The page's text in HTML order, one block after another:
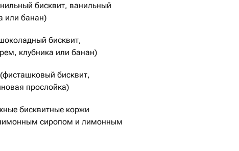
бисквит, ванильный
или банан)
бисквит,
клубника или банан)
бисквит,
прослойка)
бисквитные коржи
сиропом и лимонным